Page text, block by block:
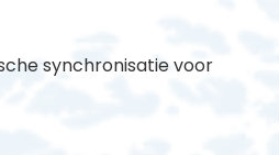
synchronisatie voor